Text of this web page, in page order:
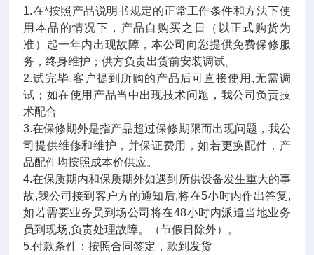
1.在*按照产品说明书规定的正常工作条件和方法下使
用本品的情况下，产品自购买之日（以正式购货为
准）起一年内出现故障，本公司向您提供免费保修服
务，终身维护；供方负责出货前安装调试。
2.试完毕,客户提到所购的产品后可直接使用,无需调
试；如在使用产品当中出现技术问题，我公司负责技
术配合
3.在保修期外是指产品超过保修期限而出现问题，我公
司提供维修和维护，并保证费用，如若更换配件，产
品配件均按照成本价供应。
4.在保质期内和保质期外如遇到所供设备发生重大的事
故,我公司接到客户方的通知后,将在5小时内作出答复,
如若需要业务员到场公司将在48小时内派遣当地业务
员到现场,负责处理故障。（节假日除外）。
5.付款条件：按照合同签定，款到发货